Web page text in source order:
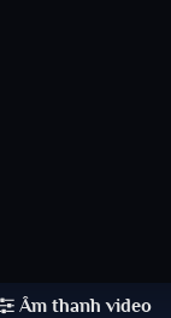
Âm thanh video